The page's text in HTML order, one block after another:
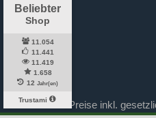
* Alle Preise inkl.